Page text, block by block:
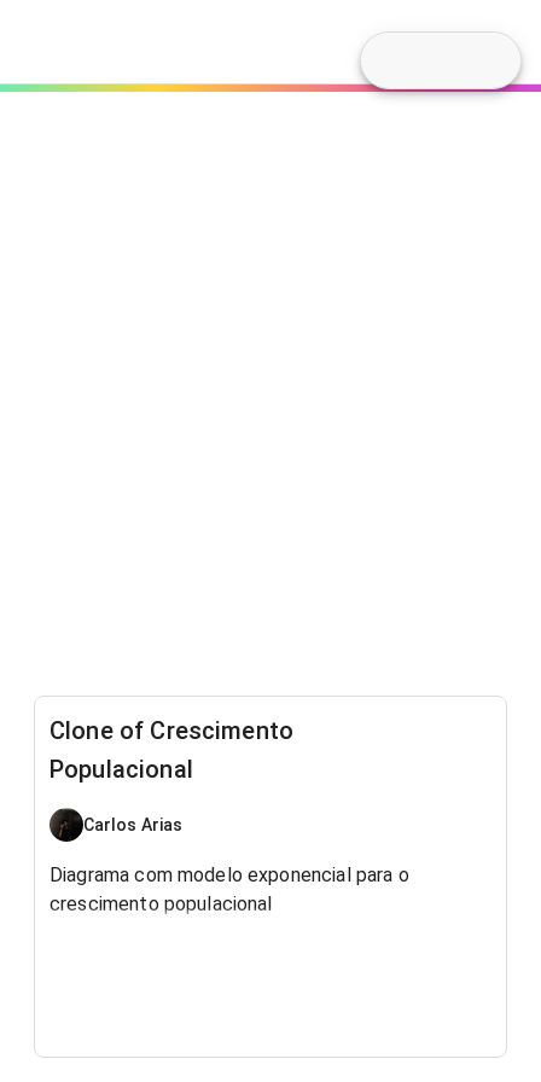
Clone of Crescimento
Populacional
Carlos Arias
Diagrama com modelo exponencial para o
crescimento populacional